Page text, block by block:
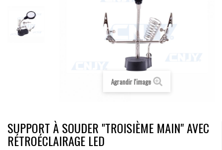
Agrandir l'image
SUPPORT À SOUDER "TROISIÈME MAIN" AVEC
RÉTROÉCLAIRAGE LED